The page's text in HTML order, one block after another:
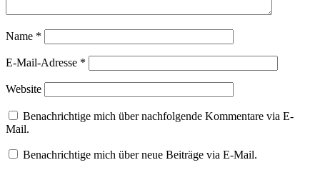
Name *
E-Mail-Adresse *
Website
Benachrichtige mich über nachfolgende Kommentare via E-
Mail.
Benachrichtige mich über neue Beiträge via E-Mail.